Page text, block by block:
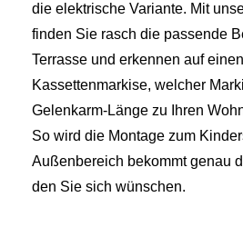
die elektrische Variante. Mit
finden Sie rasch die passende
Terrasse und erkennen auf
Kassettenmarkise, welcher
Gelenkarm-Länge zu Ihren
So wird die Montage zum
Außenbereich bekommt genau
den Sie sich wünschen.